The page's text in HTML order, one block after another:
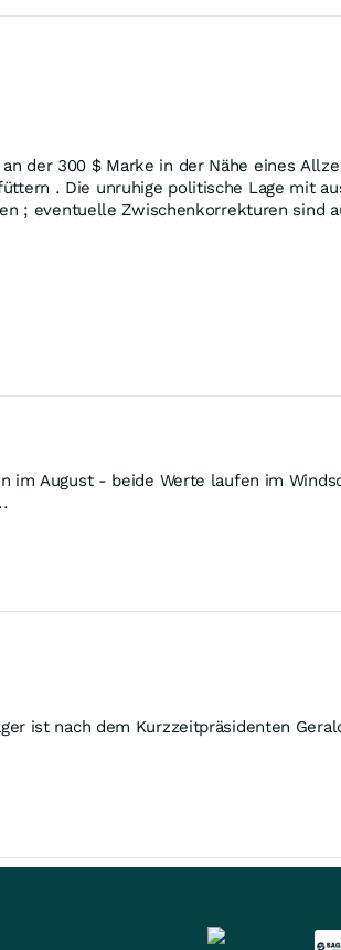
der 300 $ Marke in der Nähe eines
. Die unruhige politische Lage mit
; eventuelle Zwischenkorrekturen sind
im August - beide Werte laufen im
ist nach dem Kurzzeitpräsidenten